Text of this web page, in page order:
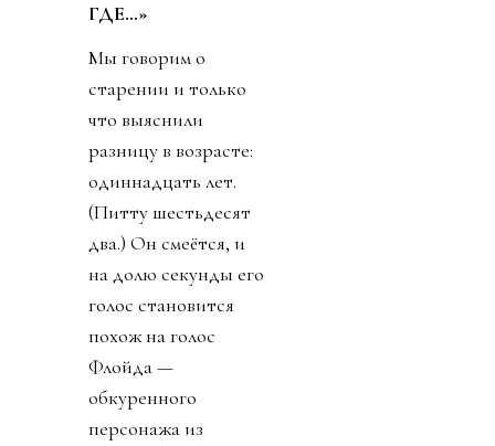
ГДЕ…»
Мы говорим о
старении и только
что выяснили
разницу в возрасте:
одиннадцать лет.
(Питту шестьдесят
два.) Он смеётся, и
на долю секунды его
голос становится
похож на голос
Флойда —
обкуренного
персонажа из